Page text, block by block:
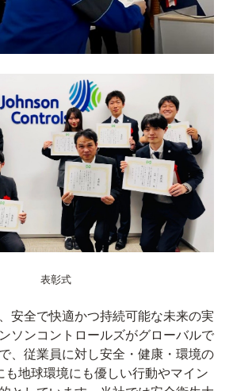
表彰式
安全で快適かつ持続可能な未来の実
ソンコントロールズがグローバルで
、従業員に対し安全・健康・環境の
も地球環境にも優しい行動やマイン